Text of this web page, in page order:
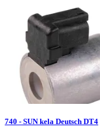
740 - SUN kela Deutsch DT4